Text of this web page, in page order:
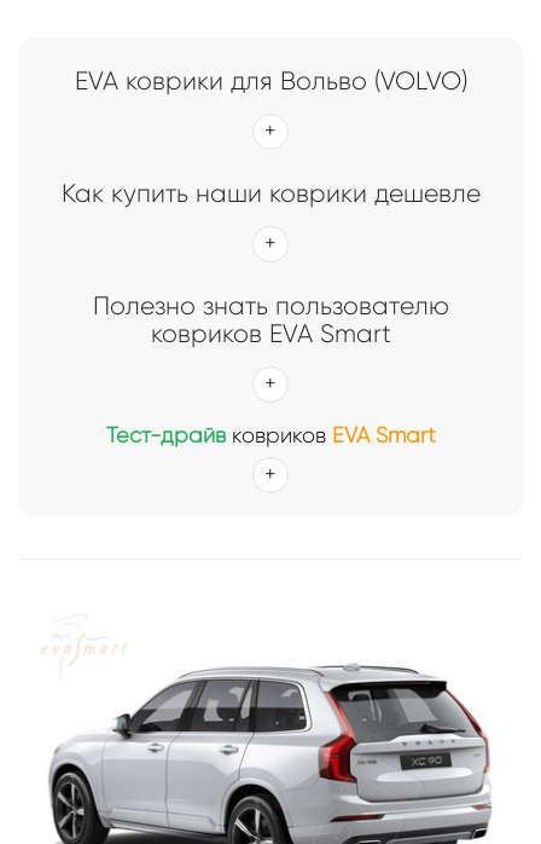
EVA коврики для Вольво (VOLVO)
Как купить наши коврики дешевле
Полезно знать пользователю
ковриков EVA Smart
Тест-драйвковриков EVA Smart